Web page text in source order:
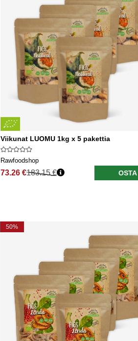
Viikunat LUOMU 1kg x 5 pakettia
Rawfoodshop
73.26 €183.15 € OSTA
50%